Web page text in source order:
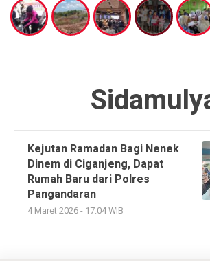
Kejutan Ramadan Bagi Nenek
Dinem di Ciganjeng, Dapat
Rumah Baru dari Polres
Pangandaran
4 Maret 2026 - 17:04 WIB